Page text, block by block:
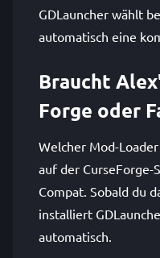
GDLauncher wählt
automatisch eine
Braucht
Forge oder
Welcher Mod-
auf der CurseForge-
Compat. Sobald du
installiert
automatisch.